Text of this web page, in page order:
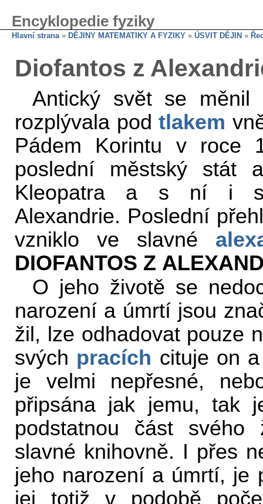
Encyklopedie fyziky
Hlavní strana» DĚJINY MATEMATIKY A FYZIKY » ÚSVIT DĚJIN »
Diofantos z
Antický svět se měnil
rozplývala podtlakem
Pádem Korintu v roce
poslední městský
Kleopatra a s ní i
Alexandrie. Poslední
vzniklo ve slavné
DIOFANTOS Z
O jeho životě se
narození a úmrtí jsou
žil, lze odhadovat pouze
svých pracích cituje on
je velmi nepřesné,
připsána jak jemu, tak
podstatnou část
slavné knihovně. I přes
jeho narození a úmrtí, je
jej totiž v podobě